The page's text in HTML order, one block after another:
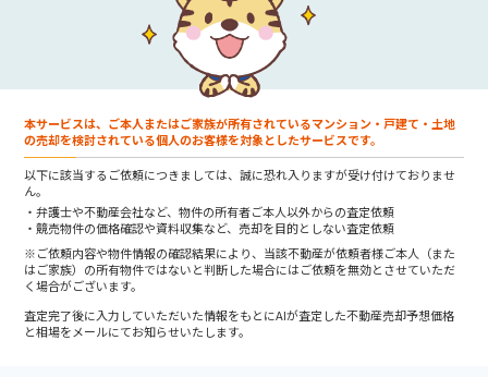
本サービスは、ご本人またはご家族が所有されているマンション・戸建て・土地
の売却を検討されている個人のお客様を対象としたサービスです。
以下に該当するご依頼につきましては、誠に恐れ入りますが受け付けておりませ
ん。
弁護士や不動産会社など、物件の所有者ご本人以外からの査定依頼
競売物件の価格確認や資料収集など、売却を目的としない査定依頼
※ご依頼内容や物件情報の確認結果により、当該不動産が依頼者様ご本人（また
はご家族）の所有物件ではないと判断した場合にはご依頼を無効とさせていただ
く場合がございます。
査定完了後に入力していただいた情報をもとにAIが査定した不動産売却予想価格
と相場をメールにてお知らせいたします。